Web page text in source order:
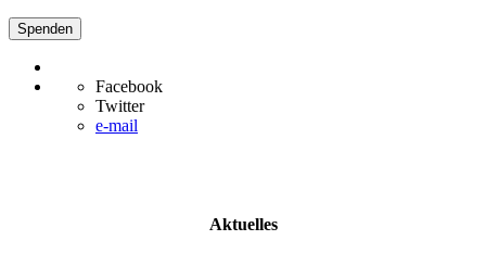
Spenden
Facebook
Twitter
e-mail
Aktuelles